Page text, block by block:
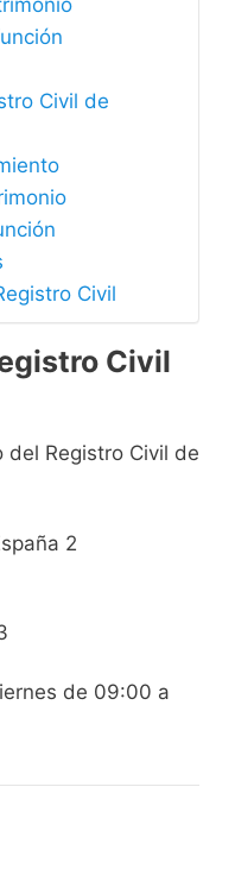
Civil de
Civil
Civil
Registro Civil de
2
de 09:00 a